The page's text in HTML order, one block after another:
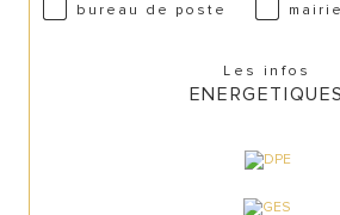
bureau de poste
mairie
Les infos
ENERGETIQUES